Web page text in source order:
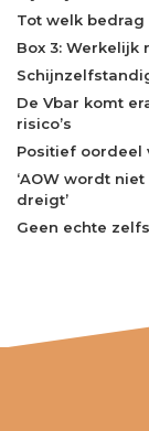
Tot welk
Box 3:
De Vbar komt
risico’s
Positief oordeel
‘AOW wordt
dreigt’
Geen echte